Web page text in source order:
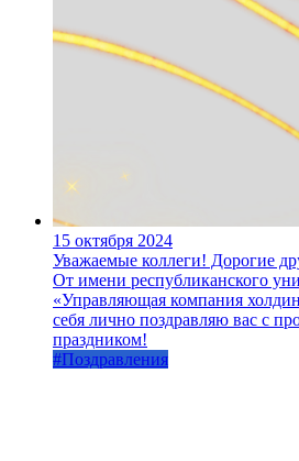
15 октября 2024
Уважаемые коллеги! Дорогие
От имени республиканского
«Управляющая компания
себя лично поздравляю вас с
праздником!
#Поздравления